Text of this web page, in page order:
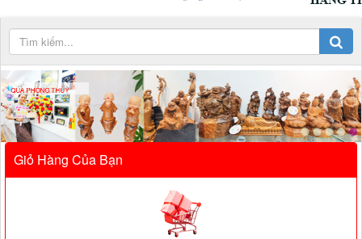
QUÀ PHONG THỦY
Giỏ Hàng Của Bạn